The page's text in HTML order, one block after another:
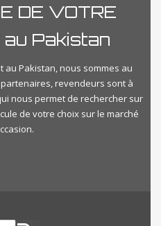
DE VOTRE
au Pakistan
au Pakistan, nous sommes au
revendeurs sont à
nous permet de rechercher sur
de votre choix sur le marché